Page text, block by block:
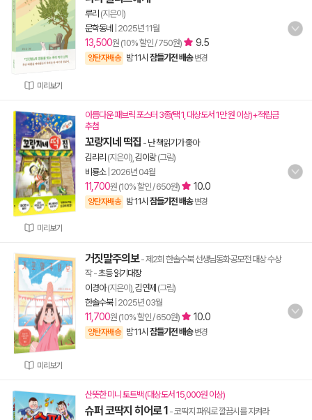
미리보기
루리 (지은이)
문학동네
2025년 11월
13,500원 (10% 할인 / 750원) 9.5
양탄자배송 밤 11시 잠들기전 배송 변경
미리보기
아름다운 패브릭 포스터 3종(택 1, 대상도서 1만 원 이상)+적립금
추첨
꼬랑지네 떡집 - 난 책읽기가 좋아
김리리 (지은이), 김이랑(그림)
비룡소| 2026년 04월
11,700원 (10% 할인 / 650원) 10.0
양탄자배송 밤 11시 잠들기전 배송 변경
미리보기
거짓말주의보- 제2회 한솔수북 선생님동화공모전 대상 수상
작-초등 읽기대장
이경아(지은이), 김연제 (그림)
한솔수북| 2025년 03월
11,700원 (10% 할인 / 650원) 10.0
양탄자배송 밤 11시 잠들기전 배송 변경
산뜻한 미니 토트백 (대상도서 15,000원 이상)
슈퍼 코딱지 히어로 1 - 코딱지 파워로 깔끔시를 지켜라